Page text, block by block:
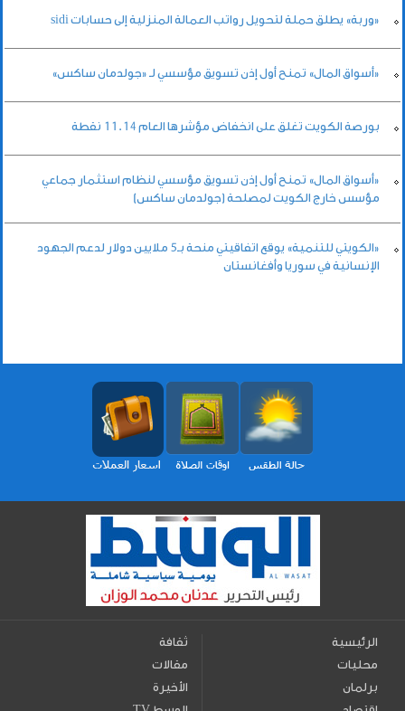
«وربة» يطلق حملة لتحويل رواتب العمالة المنزلية إلى حسابات sidi
«أسواق المال» تمنح أول إذن تسويق مؤسسي لـ «جولدمان ساكس»
بورصة الكويت تغلق على انخفاض مؤشرها العام 11.14 نقطة
«أسواق المال» تمنح أول إذن تسويق مؤسسي لنظام استثمار جماعي
مؤسس خارج الكويت لمصلحة (جولدمان ساكس)
«الكويتي للتنمية» يوقع اتفاقيتي منحة بـ5 ملايين دولار لدعم الجهود
الإنسانية في سوريا وأفغانستان
الرئيسية
محليات
برلمان
ثقافة
مقالات
الأخيرة